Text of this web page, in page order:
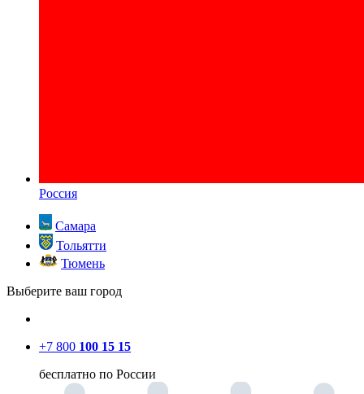
Россия
Самара
Тольятти
Тюмень
Выберите ваш город
+7 800 100 15 15
бесплатно по России